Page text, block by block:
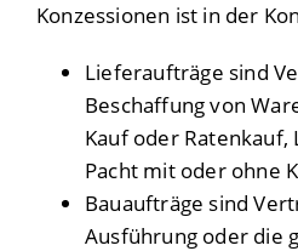
Konzessionen ist in der
Lieferaufträge sind
Beschaffung von
Kauf oder
Pacht mit oder ohne
Bauaufträge sind
Ausführung oder die